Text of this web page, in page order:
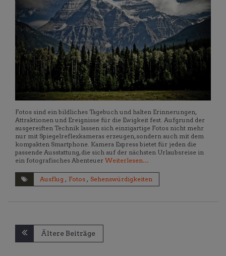
Fotos sind ein bildliches Tagebuch und halten Erinnerungen,
Attraktionen und Ereignisse für die Ewigkeit fest. Aufgrund der
ausgereiften Technik lassen sich einzigartige Fotos nicht mehr
nur mit Spiegelreflexkameras erzeugen, sondern auch mit dem
kompakten Smartphone. Kamera Express bietet für jeden die
passende Ausstattung, die sich auf der nächsten Urlaubsreise in
ein fotografisches Abenteuer Weiterlesen…
Ausflug , Fotos , Sehenswürdigkeiten
Beitragsnavigation
Ältere Beiträge